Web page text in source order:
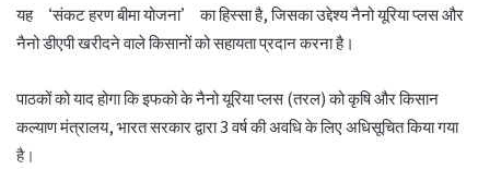
यह ‘संकट हरण बीमा योजना’ का हिस्सा है, जिसका उद्देश्य नैनो यूरिया प्लस और
नैनो डीएपी खरीदने वाले किसानों को सहायता प्रदान करना है।
पाठकों को याद होगा कि इफको के नैनो यूरिया प्लस (तरल) को कृषि और किसान
कल्याण मंत्रालय, भारत सरकार द्वारा 3 वर्ष की अवधि के लिए अधिसूचित किया गया
है।